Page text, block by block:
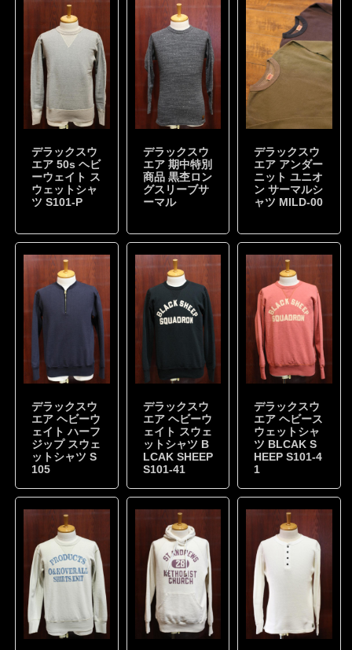
デラックスウ
エア 50s ヘビ
ーウェイト ス
ウェットシャ
ツ S101-P
デラックスウ
エア 期中特別
商品 黒杢ロン
グスリーブサ
ーマル
デラックスウ
エア アンダー
ニット ユニオ
ン サーマルシ
ャツ MILD-00
デラックスウ
エア ヘビーウ
ェイト ハーフ
ジップ スウェ
ットシャツ S
105
デラックスウ
エア ヘビーウ
ェイト スウェ
ットシャツ B
LCAK SHEEP
S101-41
デラックスウ
エア ヘビース
ウェットシャ
ツ BLCAK S
HEEP S101-4
1